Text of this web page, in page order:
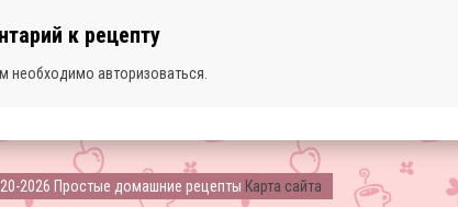
к рецепту
необходимо авторизоваться
2026 Простые домашние рецепты Карта сайта